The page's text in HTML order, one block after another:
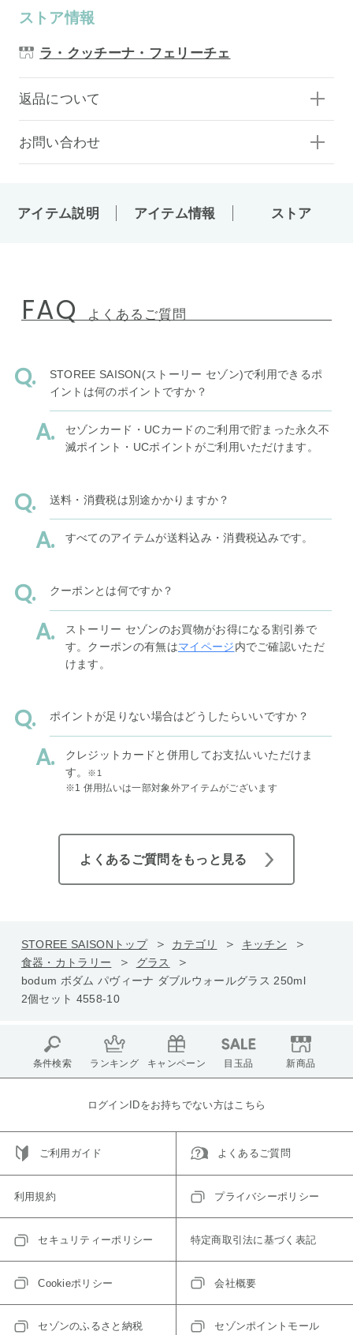
ストア情報
ラ・クッチーナ・フェリーチェ
返品について
お問い合わせ
アイテム説明 アイテム情報 ストア
FAQ よくあるご質問
STOREE SAISON(ストーリー セゾン)で利用できるポ
イントは何のポイントですか？
セゾンカード・UCカードのご利用で貯まった永久不
滅ポイント・UCポイントがご利用いただけます。
送料・消費税は別途かかりますか？
すべてのアイテムが送料込み・消費税込みです。
クーポンとは何ですか？
ストーリー セゾンのお買物がお得になる割引券で
す。クーポンの有無はマイページ内でご確認いただ
けます。
ポイントが足りない場合はどうしたらいいですか？
クレジットカードと併用してお支払いいただけま
す。
※1
※1 併用払いは一部対象外アイテムがございます
よくあるご質問をもっと見る
STOREE SAISONトップ カテゴリ
キッチン
食器・カトラリー
グラス
bodum ボダム パヴィーナ ダブルウォールグラス 250ml
2個セット 4558-10
条件検索 ランキング キャンペーン 目玉品 新商品
ログインIDをお持ちでない方はこちら
ご利用ガイド よくあるご質問
利用規約 プライバシーポリシー
セキュリティーポリシー 特定商取引法に基づく表記
Cookieポリシー 会社概要
セゾンのふるさと納税 セゾンポイントモール